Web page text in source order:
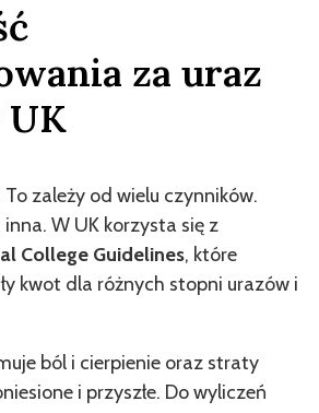
za uraz
UK
zależy od wielu czynników.
W UK korzysta się z
College Guidelines, które
kwot dla różnych stopni urazów i
ból i cierpienie oraz straty
i przyszłe. Do wyliczeń